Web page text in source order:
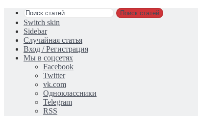
Поиск статей
Switch skin
Sidebar
Случайная статья
Вход / Регистрация
Мы в соцсетях
Facebook
Twitter
vk.com
Одноклассники
Telegram
RSS